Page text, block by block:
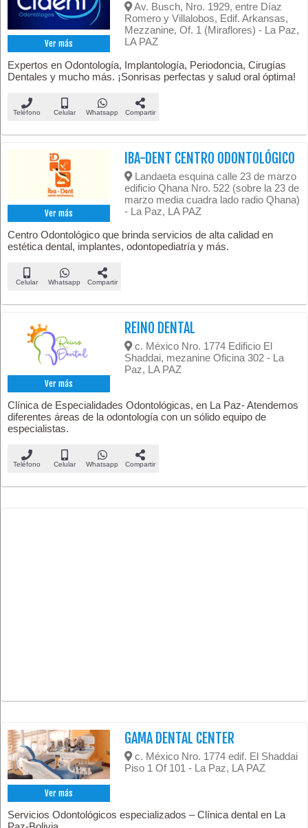
Ver más
Av. Busch, Nro. 1929, entre Díaz
Romero y Villalobos, Edif. Arkansas,
Mezzanine, Of. 1 (Miraflores) - La Paz,
LA PAZ
Expertos en Odontología, Implantología, Periodoncia, Cirugías
Dentales y mucho más. ¡Sonrisas perfectas y salud oral óptima!
Teléfono Celular Whatsapp Compartir
Ver más
IBA-DENT CENTRO ODONTOLÓGICO
Landaeta esquina calle 23 de marzo
edificio Qhana Nro. 522 (sobre la 23 de
marzo media cuadra lado radio Qhana)
- La Paz, LA PAZ
Centro Odontológico que brinda servicios de alta calidad en
estética dental, implantes, odontopediatría y más.
Celular Whatsapp Compartir
Ver más
REINO DENTAL
c. México Nro. 1774 Edificio El
Shaddai, mezanine Oficina 302 - La
Paz, LA PAZ
Clínica de Especialidades Odontológicas, en La Paz- Atendemos
diferentes áreas de la odontología con un sólido equipo de
especialistas.
Teléfono Celular Whatsapp Compartir
Ver más
GAMA DENTAL CENTER
c. México Nro. 1774 edif. El Shaddai
Piso 1 Of 101 - La Paz, LA PAZ
Servicios Odontológicos especializados – Clínica dental en La